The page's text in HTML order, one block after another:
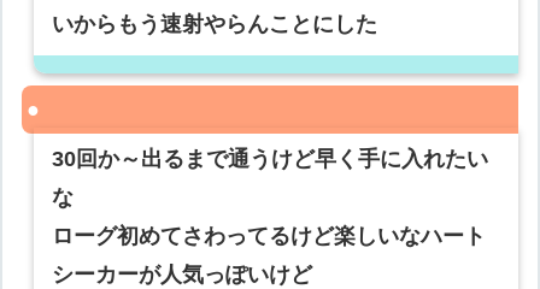
いからもう速射やらんことにした
30回か～出るまで通うけど早く手に入れたい
な
ローグ初めてさわってるけど楽しいなハート
シーカーが人気っぽいけど